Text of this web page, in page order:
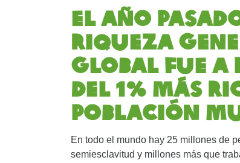
El año
riqueza
global fue a
del 1% más
población
En todo el mundo hay 25 millones de
semiesclavitud y millones más que